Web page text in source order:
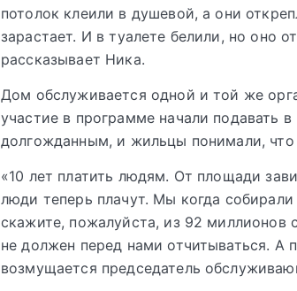
потолок клеили в душевой, а они
зарастает. И в туалете белили, но оно
рассказывает Ника.
Дом обслуживается одной и той же
участие в программе начали подавать
долгожданным, и жильцы понимали, что
«10 лет платить людям. От площади
люди теперь плачут. Мы когда
скажите, пожалуйста, из 92 миллионов
не должен перед нами отчитываться. А
возмущается председатель